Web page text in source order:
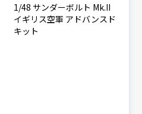
1/48 サンダーボルト Mk.II
イギリス空軍 アドバンスド
キット